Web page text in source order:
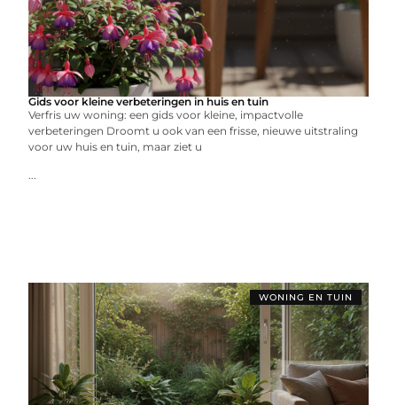
Gids voor kleine verbeteringen in huis en tuin
Verfris uw woning: een gids voor kleine, impactvolle
verbeteringen Droomt u ook van een frisse, nieuwe uitstraling
voor uw huis en tuin, maar ziet u
...
WONING EN TUIN